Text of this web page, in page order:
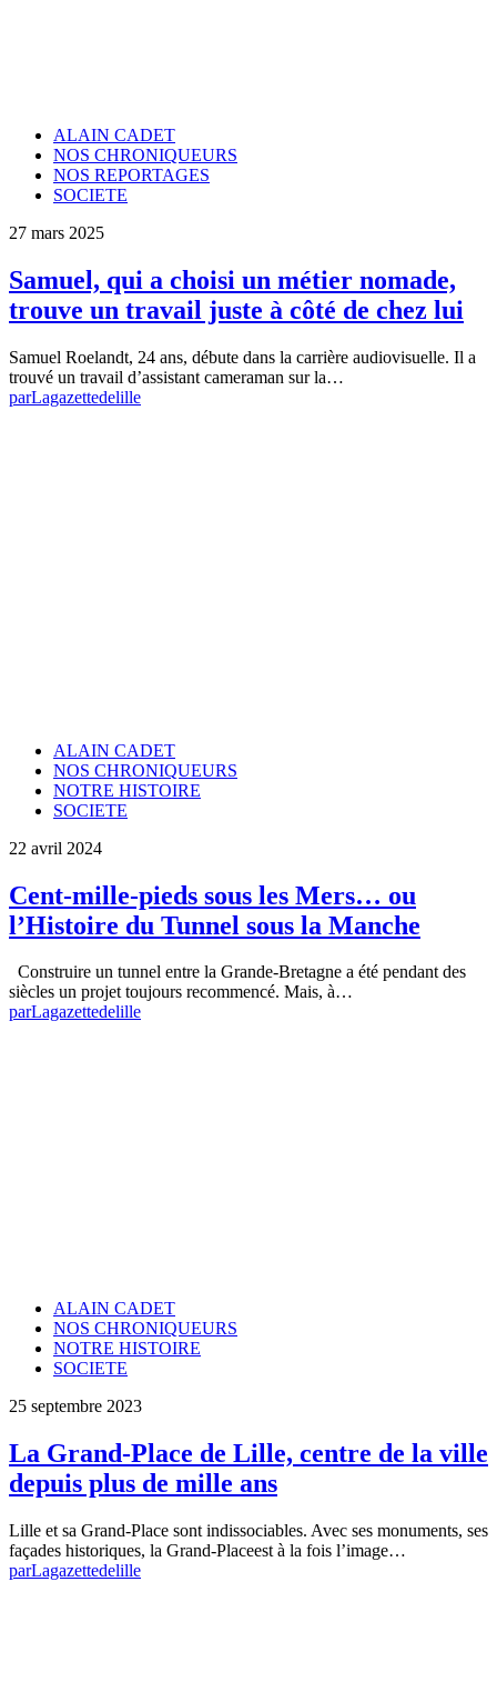
ALAIN CADET
NOS CHRONIQUEURS
NOS REPORTAGES
SOCIETE
27 mars 2025
Samuel, qui a choisi un métier nomade,
trouve un travail juste à côté de chez lui
Samuel Roelandt, 24 ans, débute dans la carrière audiovisuelle. Il a
trouvé un travail d’assistant­ cameraman sur la…
parLagazettedelille
ALAIN CADET
NOS CHRONIQUEURS
NOTRE HISTOIRE
SOCIETE
22 avril 2024
Cent-mille-pieds sous les Mers… ou
l’Histoire du Tunnel sous la Manche
Construire un tunnel entre la Grande-Bretagne a été pendant des
siècles un projet toujours recommencé. Mais, à…
parLagazettedelille
ALAIN CADET
NOS CHRONIQUEURS
NOTRE HISTOIRE
SOCIETE
25 septembre 2023
La Grand-Place de Lille, centre de la ville
depuis plus de mille ans
Lille et sa Grand-Place sont indissociables. Avec ses monuments, ses
façades historiques, la Grand-Placeest à la fois l’image…
parLagazettedelille